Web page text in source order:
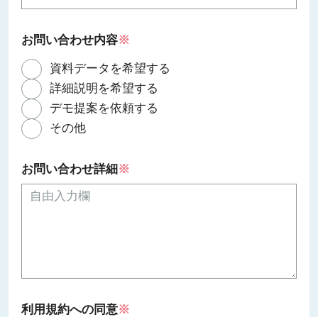
お問い合わせ内容※
資料データを希望する
詳細説明を希望する
デモ提案を依頼する
その他
お問い合わせ詳細※
利用規約への同意※